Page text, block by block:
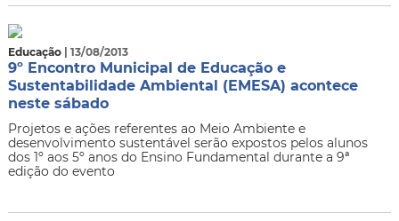
Educação | 13/08/2013
9º Encontro Municipal de Educação e
Sustentabilidade Ambiental (EMESA) acontece
neste sábado
Projetos e ações referentes ao Meio Ambiente e
desenvolvimento sustentável serão expostos pelos alunos
dos 1º aos 5º anos do Ensino Fundamental durante a 9ª
edição do evento